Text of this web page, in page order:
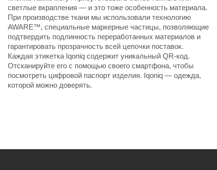
светлые вкрапления — и это тоже особенность материала.
При производстве ткани мы использовали технологию
AWARE™, специальные маркерные частицы, позволяющие
подтвердить подлинность переработанных материалов и
гарантировать прозрачность всей цепочки поставок.
Каждая этикетка Iqoniq содержит уникальный QR-код.
Отсканируйте его с помощью своего смартфона, чтобы
посмотреть цифровой паспорт изделия. Iqoniq — одежда,
которой можно доверять.